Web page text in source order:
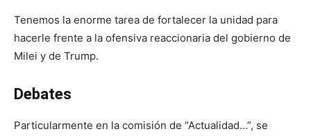
Tenemos la enorme tarea de fortalecer la unidad para
hacerle frente a la ofensiva reaccionaria del gobierno de
Milei y de Trump.
Debates
Particularmente en la comisión de “Actualidad…”, se